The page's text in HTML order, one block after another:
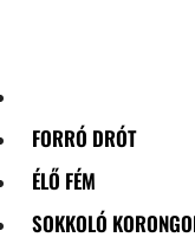
FORRÓ DRÓT
ÉLŐ FÉM
SOKKOLÓ